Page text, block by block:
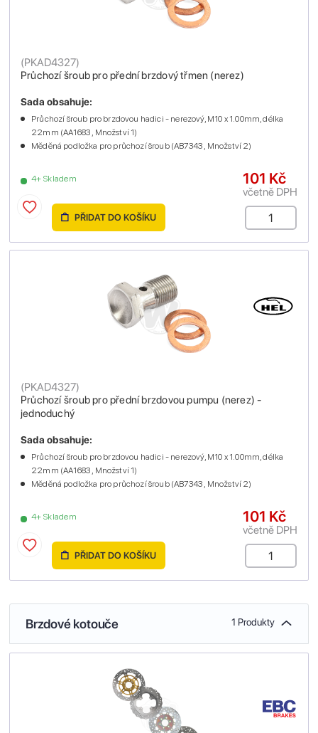
Průchozí šroub pro přední brzdový třmen (nerez)
(PKAD4327)
4+ Skladem
Sada obsahuje:
Průchozí šroub pro brzdovou hadici - nerezový, M10 x 1.00mm, délka
22mm (AA1683 , Množství 1)
Měděná podložka pro průchozí šroub (AB7343 , Množství 2)
101 Kč
včetně DPH
PŘIDAT DO KOŠÍKU
Průchozí šroub pro přední brzdovou pumpu (nerez) -
jednoduchý
(PKAD4327)
4+ Skladem
Sada obsahuje:
Průchozí šroub pro brzdovou hadici - nerezový, M10 x 1.00mm, délka
22mm (AA1683 , Množství 1)
Měděná podložka pro průchozí šroub (AB7343 , Množství 2)
101 Kč
včetně DPH
PŘIDAT DO KOŠÍKU
Brzdové kotouče 1 Produkty